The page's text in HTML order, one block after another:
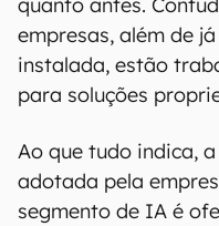
empresas, além de
instalada, estão
para soluções
Ao que tudo indica,
adotada pela
segmento de IA é